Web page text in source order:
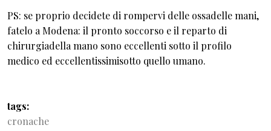
PS: se proprio decidete di rompervi delle ossadelle mani,
fatelo a Modena: il pronto soccorso e il reparto di
chirurgiadella mano sono eccellenti sotto il profilo
medico ed eccellentissimisotto quello umano.
tags
cronache